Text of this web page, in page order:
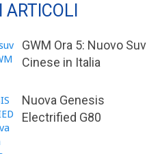
GWM Ora 5: Nuovo Suv
Cinese in Italia
Nuova Genesis
Electrified G80